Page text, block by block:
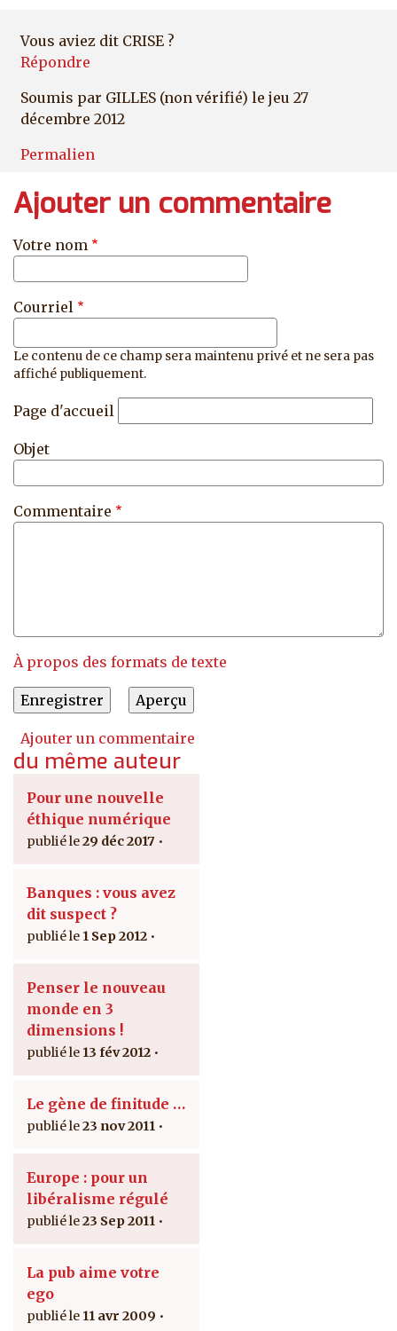
Vous aviez dit CRISE ?
Répondre
Soumis par GILLES (non vérifié) le jeu 27
décembre 2012
Permalien
Ajouter un commentaire
Votre nom
Courriel
Le contenu de ce champ sera maintenu privé et ne sera pas
affiché publiquement.
Page d'accueil
Objet
Commentaire
À propos des formats de texte
Ajouter un commentaire
du même auteur
Pour une nouvelle
éthique numérique
29 déc 2017
Banques : vous avez
dit suspect ?
1 Sep 2012
Penser le nouveau
monde en 3
dimensions !
13 fév 2012
Le gène de finitude …
23 nov 2011
Europe : pour un
libéralisme régulé
23 Sep 2011
La pub aime votre
ego
11 avr 2009